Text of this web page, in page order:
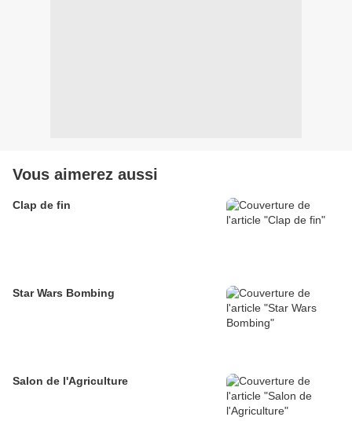
Vous aimerez aussi
Clap de fin
Star Wars Bombing
Salon de l'Agriculture